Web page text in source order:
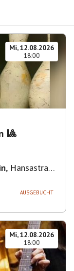
Mi, 12.08.2026
18:00
🎱
, Hansastraße
AUSGEBUCHT
Mi, 12.08.2026
18:00